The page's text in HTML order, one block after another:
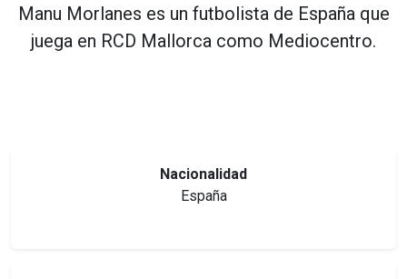
Manu Morlanes es un futbolista de Españaque
juega en RCD Mallorca como Mediocentro.
Nacionalidad
España